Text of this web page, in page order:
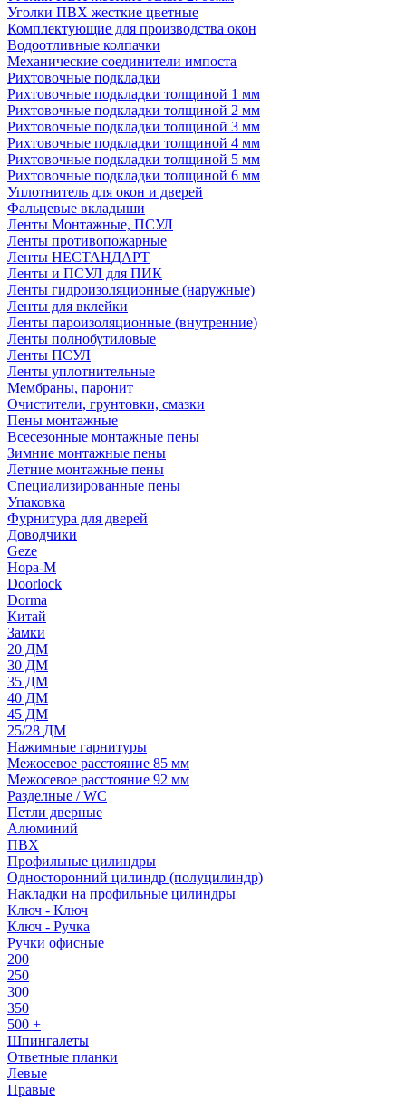
Уголки ПВХ жесткие цветные
Комплектующие для производства окон
Водоотливные колпачки
Механические соединители импоста
Рихтовочные подкладки
Рихтовочные подкладки толщиной 1 мм
Рихтовочные подкладки толщиной 2 мм
Рихтовочные подкладки толщиной 3 мм
Рихтовочные подкладки толщиной 4 мм
Рихтовочные подкладки толщиной 5 мм
Рихтовочные подкладки толщиной 6 мм
Уплотнитель для окон и дверей
Фальцевые вкладыши
Ленты Монтажные, ПСУЛ
Ленты противопожарные
Ленты НЕСТАНДАРТ
Ленты и ПСУЛ для ПИК
Ленты гидроизоляционные (наружные)
Ленты для вклейки
Ленты пароизоляционные (внутренние)
Ленты полнобутиловые
Ленты ПСУЛ
Ленты уплотнительные
Мембраны, паронит
Очистители, грунтовки, смазки
Пены монтажные
Всесезонные монтажные пены
Зимние монтажные пены
Летние монтажные пены
Специализированные пены
Упаковка
Фурнитура для дверей
Доводчики
Geze
Нора-М
Doorlock
Dorma
Китай
Замки
20 ДМ
30 ДМ
35 ДМ
40 ДМ
45 ДМ
25/28 ДМ
Нажимные гарнитуры
Межосевое расстояние 85 мм
Межосевое расстояние 92 мм
Разделные / WC
Петли дверные
Алюминий
ПВХ
Профильные цилиндры
Односторонний цилиндр (полуцилиндр)
Накладки на профильные цилиндры
Ключ - Ключ
Ключ - Ручка
Ручки офисные
200
250
300
350
500 +
Шпингалеты
Ответные планки
Левые
Правые